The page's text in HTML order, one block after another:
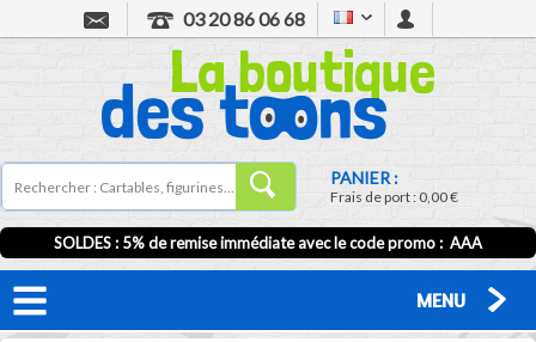
03 20 86 06 68
PANIER :
Frais de port :0,00 €
SOLDES : 5% de remise immédiate avec le code promo : AAA
MENU